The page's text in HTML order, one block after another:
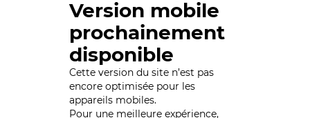
Version mobile
prochainement
disponible
Cette version du site n’est pas
encore optimisée pour les
appareils mobiles.
Pour une meilleure expérience,